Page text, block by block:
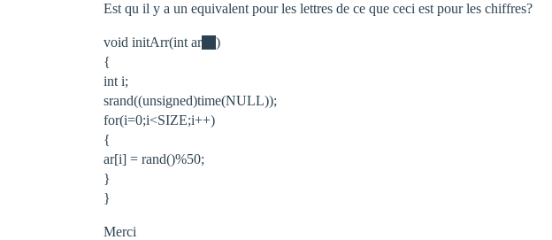
Est qu il y a un equivalent pour les lettres de ce que ceci est pour les chiffres?
void initArr(int ar
)
{
int i;
srand((unsigned)time(NULL));
for(i=0;i<SIZE;i++)
{
ar[i] = rand()%50;
}
}
Merci